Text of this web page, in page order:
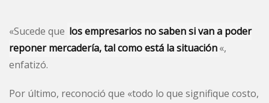
«Sucede que los empresarios no saben si van a poder
reponer mercadería, tal como está la situación«,
enfatizó.
Por último, reconoció que «todo lo que signifique costo,